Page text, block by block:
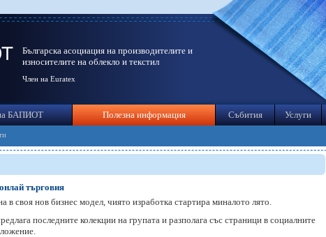
Българска асоциация на производителите и
износителите на облекло и текстил
Член на Euratex
БАПИОТ Полезна информация Събития Услуги
търговия
своя нов бизнес модел, чиято изработка стартира миналото лято.
последните колекции на групата и разполага със страници в социалните